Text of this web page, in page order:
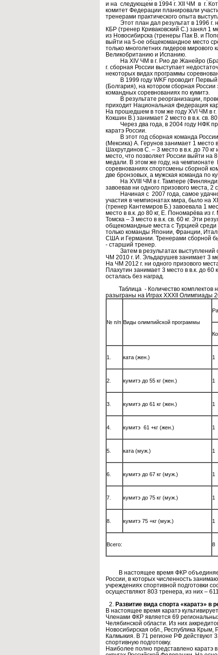
и на следующем в 1994 г. XII ЧМ в г.
комитет Федерации планировали
тренерами практического опыта
Этот план дал результат в 1996 г.
КБР (тренер Криваковский С.) занял 1
из Новосибирска (тренеры Пак В. и
выйти на 5-ое общекомандное место
только многолетних лидеров
Великобританию и Испанию.
На XIV ЧМ в г. Рио де Жанейро
г. сборная России выступает
некоторых видах программы
В 1999 году WKF проводит Первый
(Болгария), на котором сборная
командных соревнованиях по кумитэ.
В результате реорганизации,
приходит Национальная федерация
На прошедшем в том же году XVI ЧМ в
Кокшин В.) занимает 2 место в в.к. св. 80
Через два года, в 2004 году НФК
каратэ России.
В этот год сборная команда России
(Мексика) А. Герунов занимает 1 место
Шахрутдинов С. – 3 место в в.к. до 70
место, что позволяет России выйти на
медали. В этом же году, на
соревнованиях спортсмены сборной
две бронзовых, а мужская команда по
На XVIII ЧМ в г. Тампере (Финляндия)
завоевав ни одного призового места,
Начиная с 2007 года, самое
участия в чемпионатах мира, было на
(тренер Кантемиров Б.) завоевала 1
место в в.к. до 80 кг, Е. Пономарёва из
Томска – 3 место в в.к. св. 60 кг. Эти
общекомандные места с Турцией
только команды Японии, Франции,
США и Германии. Тренерами сборной
- старший тренер.
Затем в результатах выступлений
ЧМ 2010 г. И. Эльдарушев занимает 3
На ЧМ 2012 г. ни одного призового
Плахутин занимает 3 место в в.к. до 60
осталась без наград.
Таблица - Количество комплектов
разыграны на Играх XXXII Олимпиады
№ п/п Виды олимпийской программы
1. ката (жен.) 1
2. кумитэ до 55 кг (жен.) 1
3. кумитэ до 61 кг (жен.) 1
4. кумитэ 61 +кг (жен.) 1
5. ката (муж.) 1
6. кумитэ до 67 кг (муж.) 1
7. кумитэ до 75 кг (муж.) 1
8. кумитэ 75 +кг (муж.) 1
Всего: 8
В настоящее время ФКР объединяет
России, в которых численность
учреждениях спортивной подготовки
осуществляют 803 тренера, из них –
Развитие вида спорта «каратэ» в
В настоящее время каратэ
Членами ФКР является 69
Челябинской области. Из них
Новосибирская обл., Республика Крым,
Калмыкия. В 71 регионе РФ действуют
спортивную подготовку.
Наиболее полно представлено каратэ